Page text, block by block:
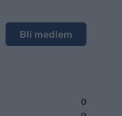
Bli medlem
0